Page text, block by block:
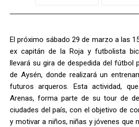
El próximo sábado 29 de marzo a las
ex capitán de la Roja y futbolista
llevará su gira de despedida del fútbol
de Aysén, donde realizará un
futuros arqueros. Esta actividad,
Arenas, forma parte de su tour de
ciudades del país, con el objetivo de
y motivar a niños, niñas y jóvenes que